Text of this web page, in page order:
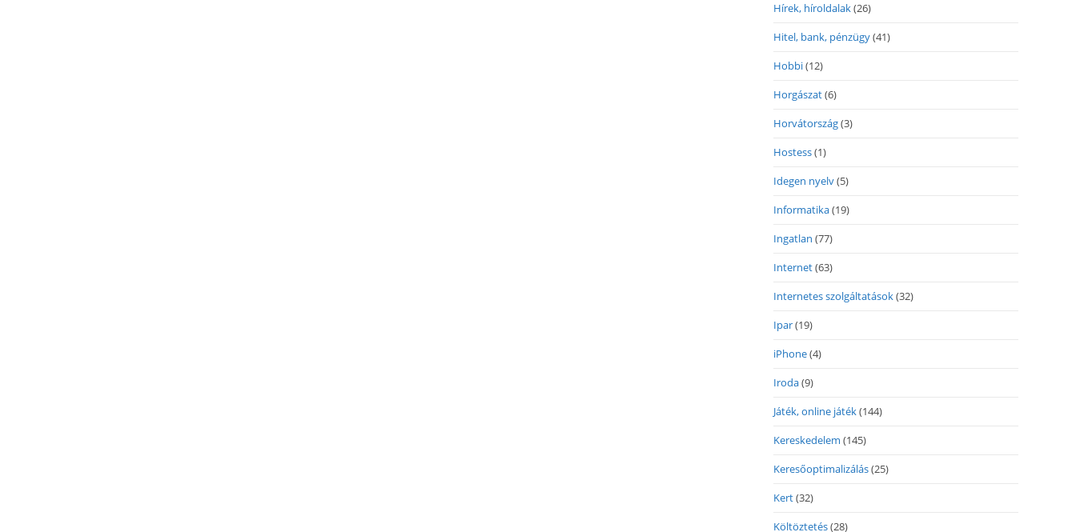
Hírek, híroldalak(26)
Hitel, bank, pénzügy(41)
Hobbi(12)
Horgászat(6)
Horvátország(3)
Hostess(1)
Idegen nyelv(5)
Informatika(19)
Ingatlan (77)
Internet(63)
Internetes szolgáltatások(32)
Ipar(19)
iPhone(4)
Iroda(9)
Játék, online játék(144)
Kereskedelem (145)
Keresőoptimalizálás(25)
Kert(32)
Költöztetés(28)